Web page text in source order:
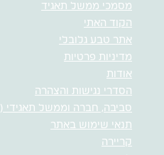
מסמכי ממשל תאגיד
הקוד האתי
אתר טבע גלובלי
מדיניות פרטיות
אודות
הסדרי נגישות והצהרה
סביבה, חברה וממשל תאגידי (ESG)
תנאי שימוש באתר
קריירה